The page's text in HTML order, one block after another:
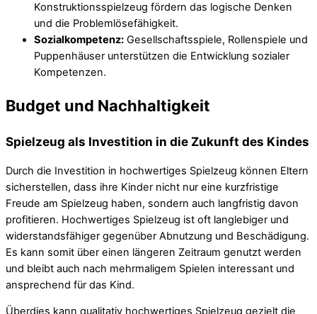
Konstruktionsspielzeug fördern das logische Denken
und die Problemlösefähigkeit.
Sozialkompetenz: Gesellschaftsspiele, Rollenspiele und
Puppenhäuser unterstützen die Entwicklung sozialer
Kompetenzen.
Budget und Nachhaltigkeit
Spielzeug als Investition in die Zukunft des Kindes
Durch die Investition in hochwertiges Spielzeug können Eltern
sicherstellen, dass ihre Kinder nicht nur eine kurzfristige
Freude am Spielzeug haben, sondern auch langfristig davon
profitieren. Hochwertiges Spielzeug ist oft langlebiger und
widerstandsfähiger gegenüber Abnutzung und Beschädigung.
Es kann somit über einen längeren Zeitraum genutzt werden
und bleibt auch nach mehrmaligem Spielen interessant und
ansprechend für das Kind.
Überdies kann qualitativ hochwertiges Spielzeug gezielt die